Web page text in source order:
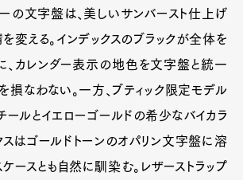
の文字盤は、美しいサンバースト仕上げ
変える。インデックスのブラックが全体を
、カレンダー表示の地色を文字盤と統一
損なわない。一方、ブティック限定モデル
チールとイエローゴールドの希少なバイカラ
スはゴールドトーンのオパリン文字盤に溶
ースとも自然に馴染む。レザーストラップ